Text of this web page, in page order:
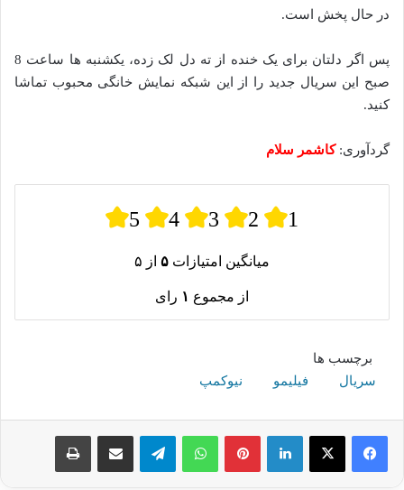
در حال پخش است.
پس اگر دلتان برای یک خنده از ته دل لک زده، یکشنبه ها ساعت 8
صبح این سریال جدید را از این شبکه نمایش خانگی محبوب تماشا
کنید.
گردآوری:کاشمر سلام
5 4 3 2 1
میانگین امتیازات ۵ از ۵
از مجموع ۱ رای
برچسب ها
سریال
فیلیمو نیوکمپ
لینکدین پینترستواتس آپ تلگرام اشتراک گذاری از طریق ایمیل چاپ